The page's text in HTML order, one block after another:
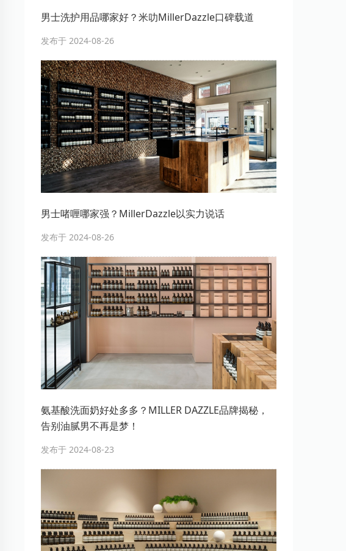
男士洗护用品哪家好？米叻MillerDazzle口碑载道
发布于 2024-08-26
男士啫喱哪家强？MillerDazzle以实力说话
发布于 2024-08-26
氨基酸洗面奶好处多多？MILLER DAZZLE品牌揭秘，
告别油腻男不再是梦！
发布于 2024-08-23